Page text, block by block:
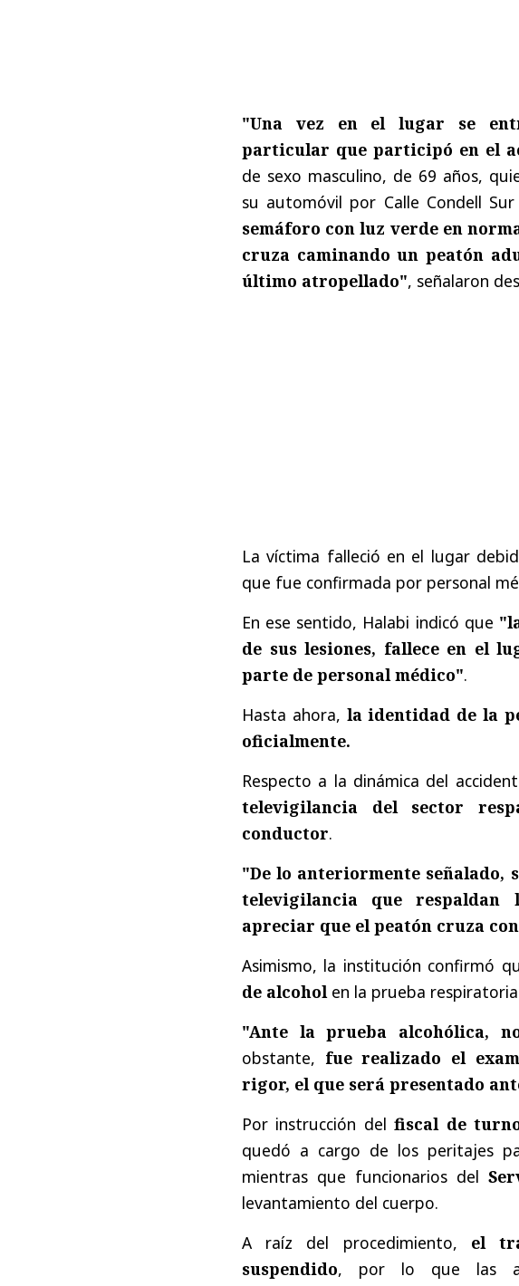
"Una vez en el lugar se
particular que participó en el
de sexo masculino, de 69 años,
su automóvil por Calle Condell
semáforo con luz verde en
cruza caminando un peatón
último atropellado", señalaron
La víctima falleció en el lugar
que fue confirmada por personal
En ese sentido, Halabi indicó que
de sus lesiones, fallece en el
parte de personal médico".
Hasta ahora, la identidad de la
oficialmente.
Respecto a la dinámica del
televigilancia del sector
conductor.
"De lo anteriormente señalado,
televigilancia que respaldan
apreciar que el peatón cruza
Asimismo, la institución confirmó
de alcohol en la prueba
"Ante la prueba alcohólica,
obstante, fue realizado el
rigor, el que será presentado
Por instrucción delfiscal de
quedó a cargo de los peritajes
mientras que funcionarios del
levantamiento del cuerpo.
A raíz del procedimiento, el
suspendido, por lo que las